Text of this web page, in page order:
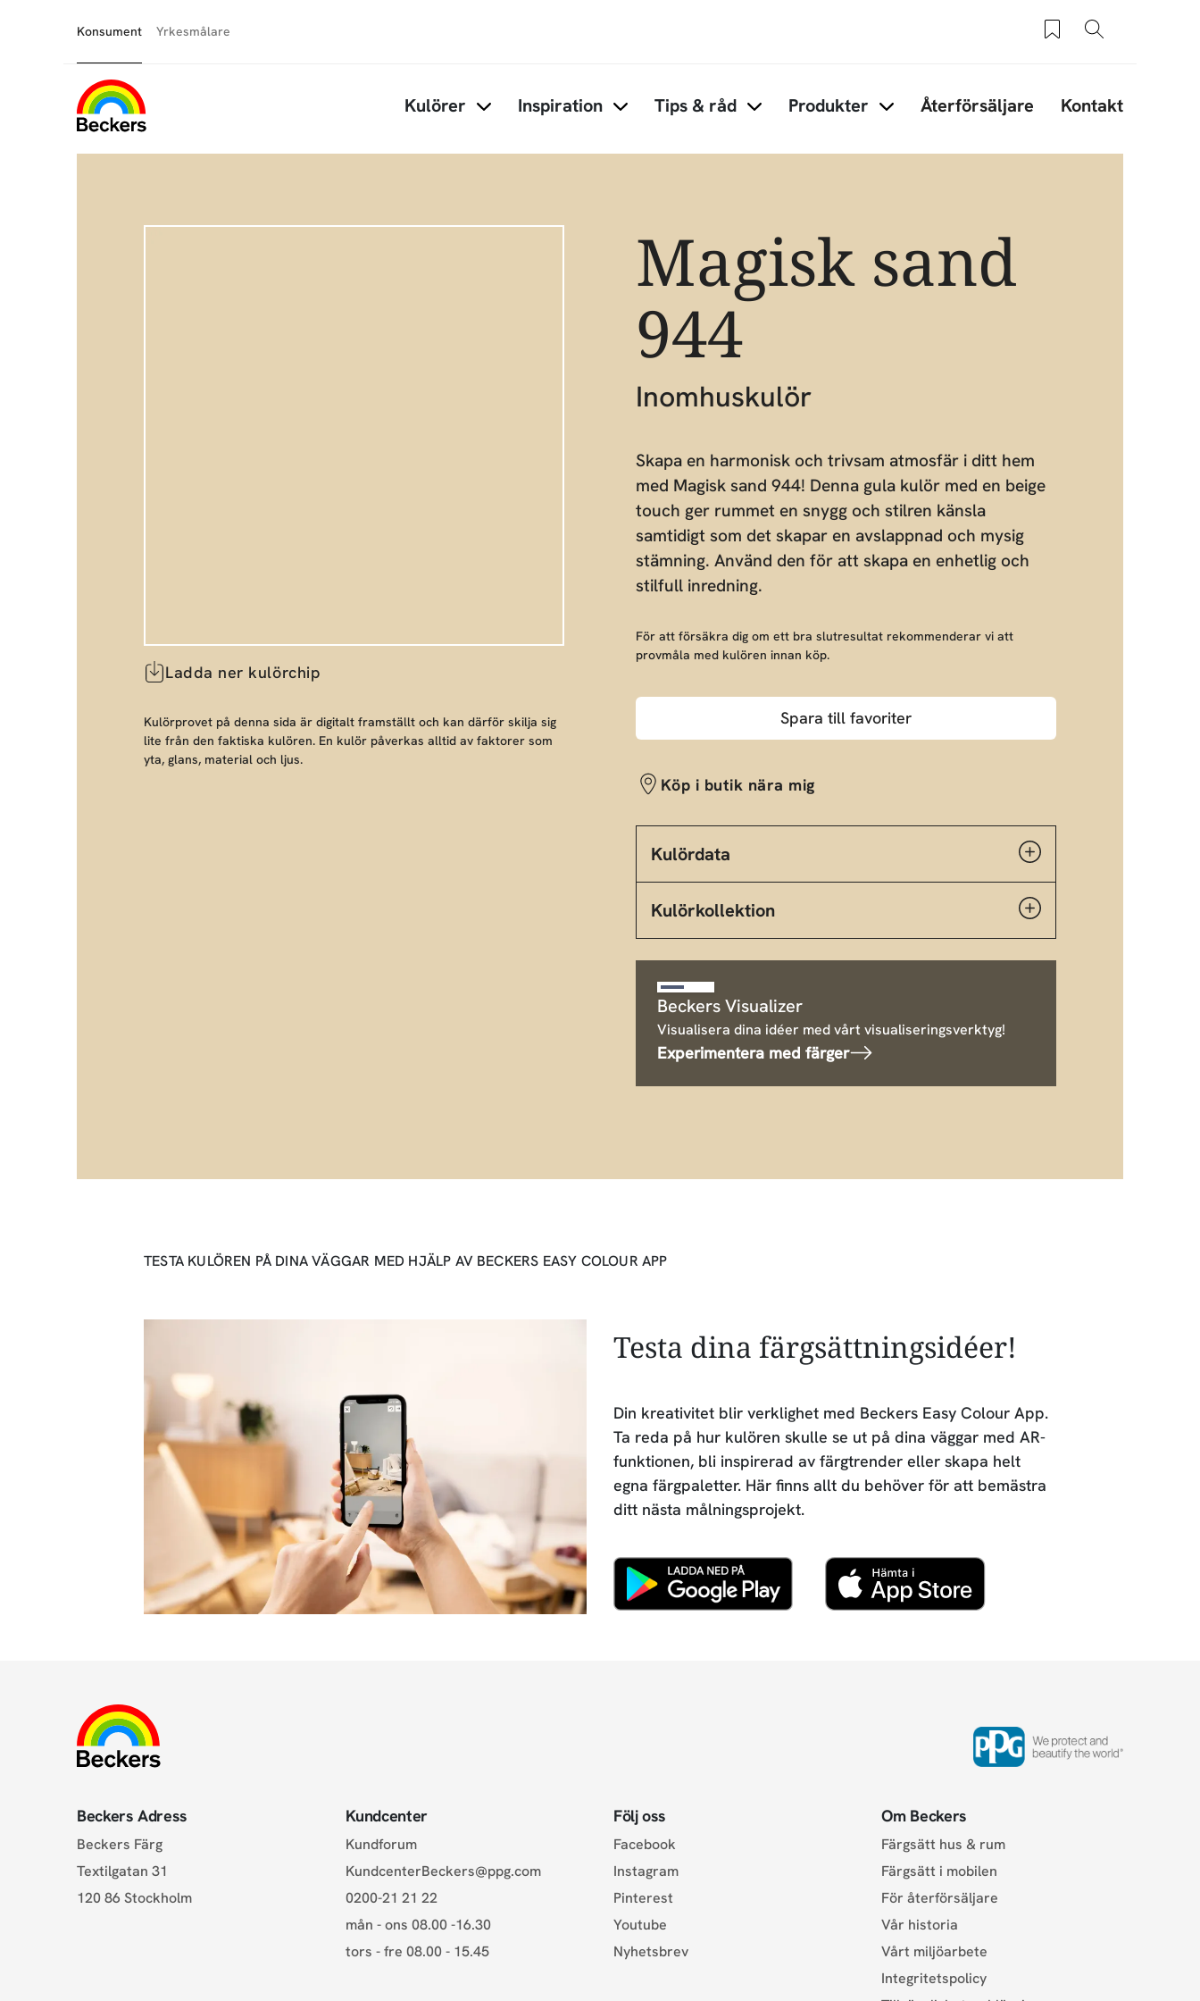
Konsument Yrkesmålare Sparade produkter
Sök
Kulörer Inspiration Tips & råd Produkter Återförsäljare Kontakt
Magisk sand
944
Inomhuskulör
Ladda ner kulörchip
Kulörprovet på denna sida är digitalt framställt och kan därför skilja sig
lite från den faktiska kulören. En kulör påverkas alltid av faktorer som
yta, glans, material och ljus.
Skapa en harmonisk och trivsam atmosfär i ditt hem
med Magisk sand 944! Denna gula kulör med en beige
touch ger rummet en snygg och stilren känsla
samtidigt som det skapar en avslappnad och mysig
stämning. Använd den för att skapa en enhetlig och
stilfull inredning.
För att försäkra dig om ett bra slutresultat rekommenderar vi att
provmåla med kulören innan köp.
Spara till favoriter
Köp i butik nära mig
Kulördata
Kulörkollektion
Beckers Visualizer
Visualisera dina idéer med vårt visualiseringsverktyg!
Experimentera med färger
TESTA KULÖREN PÅ DINA VÄGGAR MED HJÄLP AV BECKERS EASY COLOUR APP
Testa dina färgsättningsidéer!
Din kreativitet blir verklighet med Beckers Easy Colour App.
Ta reda på hur kulören skulle se ut på dina väggar med AR-
funktionen, bli inspirerad av färgtrender eller skapa helt
egna färgpaletter. Här finns allt du behöver för att bemästra
ditt nästa målningsprojekt.
Beckers Adress
Beckers Färg
Textilgatan 31
120 86 Stockholm
Kundcenter
Kundforum
KundcenterBeckers@ppg.com
0200-21 21 22
mån - ons 08.00 -16.30
tors - fre 08.00 - 15.45
Följ oss
Facebook
Instagram
Pinterest
Youtube
Nyhetsbrev
Om Beckers
Färgsätt hus & rum
Färgsätt i mobilen
För återförsäljare
Vår historia
Vårt miljöarbete
Integritetspolicy